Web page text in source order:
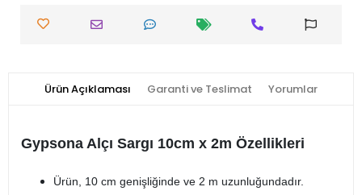
Ürün Açıklaması Garanti ve Teslimat Yorumlar
Gypsona Alçı Sargı 10cm x 2m Özellikleri
Ürün, 10 cm genişliğinde ve 2 m uzunluğundadır.